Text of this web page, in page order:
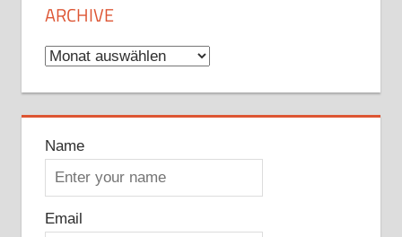
ARCHIVE
Archive
Name
Email